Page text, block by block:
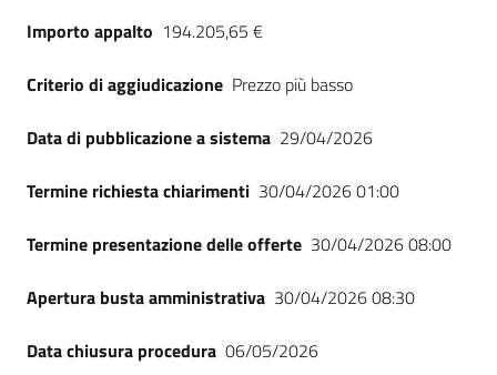
Importo appalto 194.205,65 €
Criterio di aggiudicazione Prezzo più basso
Data di pubblicazione a sistema 29/04/2026
Termine richiesta chiarimenti 30/04/2026 01:00
Termine presentazione delle offerte 30/04/2026 08:00
Apertura busta amministrativa 30/04/2026 08:30
Data chiusura procedura 06/05/2026